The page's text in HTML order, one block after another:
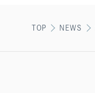
TOP NEWS